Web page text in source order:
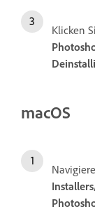
Klicken
macOS